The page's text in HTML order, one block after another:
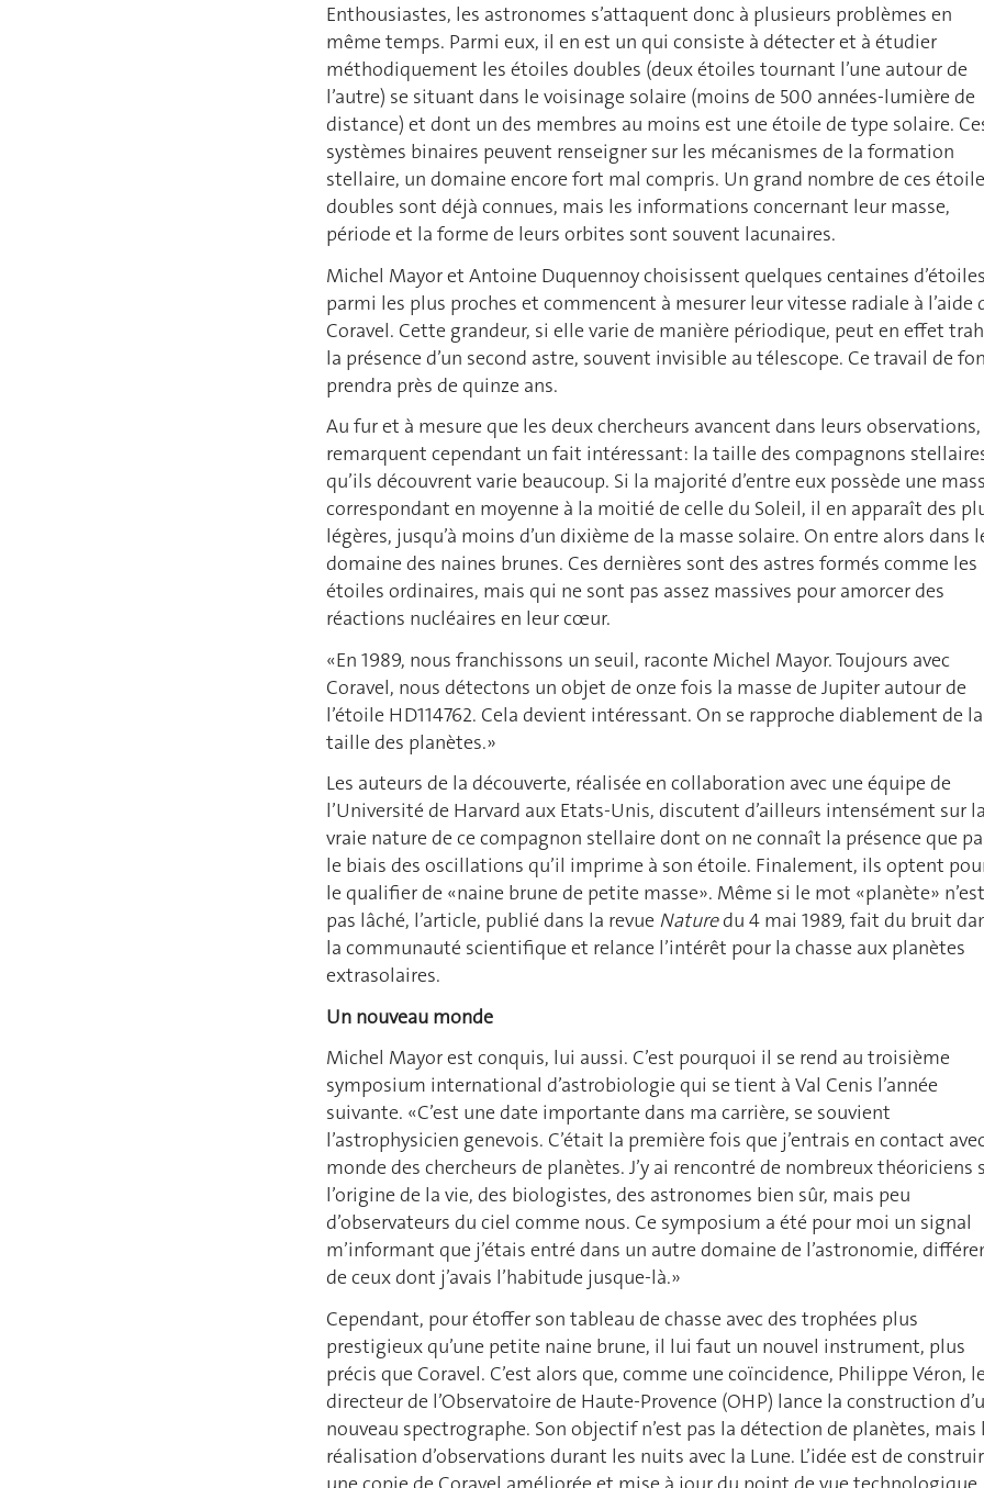
Enthousiastes, les astronomes s’attaquent donc à plusieurs problèmes en
même temps. Parmi eux, il en est un qui consiste à détecter et à étudier
méthodiquement les étoiles doubles (deux étoiles tournant l’une autour de
l’autre) se situant dans le voisinage solaire (moins de 500 années-lumière de
distance) et dont un des membres au moins est une étoile de type solaire.
systèmes binaires peuvent renseigner sur les mécanismes de la formation
stellaire, un domaine encore fort mal compris. Un grand nombre de ces
doubles sont déjà connues, mais les informations concernant leur masse,
période et la forme de leurs orbites sont souvent lacunaires.
Michel Mayor et Antoine Duquennoy choisissent quelques centaines d’étoiles
parmi les plus proches et commencent à mesurer leur vitesse radiale à l’aide
Coravel. Cette grandeur, si elle varie de manière périodique, peut en effet
la présence d’un second astre, souvent invisible au télescope. Ce travail de
prendra près de quinze ans.
Au fur et à mesure que les deux chercheurs avancent dans leurs
remarquent cependant un fait intéressant: la taille des compagnons
qu’ils découvrent varie beaucoup. Si la majorité d’entre eux possède une
correspondant en moyenne à la moitié de celle du Soleil, il en apparaît des
légères, jusqu’à moins d’un dixième de la masse solaire. On entre alors dans
domaine des naines brunes. Ces dernières sont des astres formés comme les
étoiles ordinaires, mais qui ne sont pas assez massives pour amorcer des
réactions nucléaires en leur cœur.
«En 1989, nous franchissons un seuil, raconte Michel Mayor. Toujours avec
Coravel, nous détectons un objet de onze fois la masse de Jupiter autour de
l’étoile HD114762. Cela devient intéressant. On se rapproche diablement de la
taille des planètes.»
Les auteurs de la découverte, réalisée en collaboration avec une équipe de
l’Université de Harvard aux Etats-Unis, discutent d’ailleurs intensément sur la
vraie nature de ce compagnon stellaire dont on ne connaît la présence que
le biais des oscillations qu’il imprime à son étoile. Finalement, ils optent
le qualifier de «naine brune de petite masse». Même si le mot «planète» n’est
pas lâché, l’article, publié dans la revue Naturedu 4 mai 1989, fait du bruit
la communauté scientifique et relance l’intérêt pour la chasse aux planètes
extrasolaires.
Un nouveau monde
Michel Mayor est conquis, lui aussi. C’est pourquoi il se rend au troisième
symposium international d’astrobiologie qui se tient à Val Cenis l’année
suivante. «C’est une date importante dans ma carrière, se souvient
l’astrophysicien genevois. C’était la première fois que j’entrais en contact
monde des chercheurs de planètes. J’y ai rencontré de nombreux théoriciens
l’origine de la vie, des biologistes, des astronomes bien sûr, mais peu
d’observateurs du ciel comme nous. Ce symposium a été pour moi un signal
m’informant que j’étais entré dans un autre domaine de l’astronomie,
de ceux dont j’avais l’habitude jusque-là.»
Cependant, pour étoffer son tableau de chasse avec des trophées plus
prestigieux qu’une petite naine brune, il lui faut un nouvel instrument, plus
précis que Coravel. C’est alors que, comme une coïncidence, Philippe Véron,
directeur de l’Observatoire de Haute-Provence (OHP) lance la construction
nouveau spectrographe. Son objectif n’est pas la détection de planètes, mais
réalisation d’observations durant les nuits avec la Lune. L’idée est de